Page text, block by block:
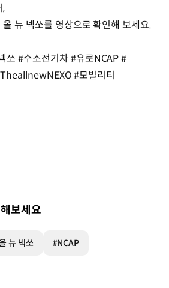
,
뉴 넥쏘를 영상으로 확인해 보세요.
쏘 #수소전기차 #유로NCAP #
#모빌리티
보세요
뉴 넥쏘 #NCAP